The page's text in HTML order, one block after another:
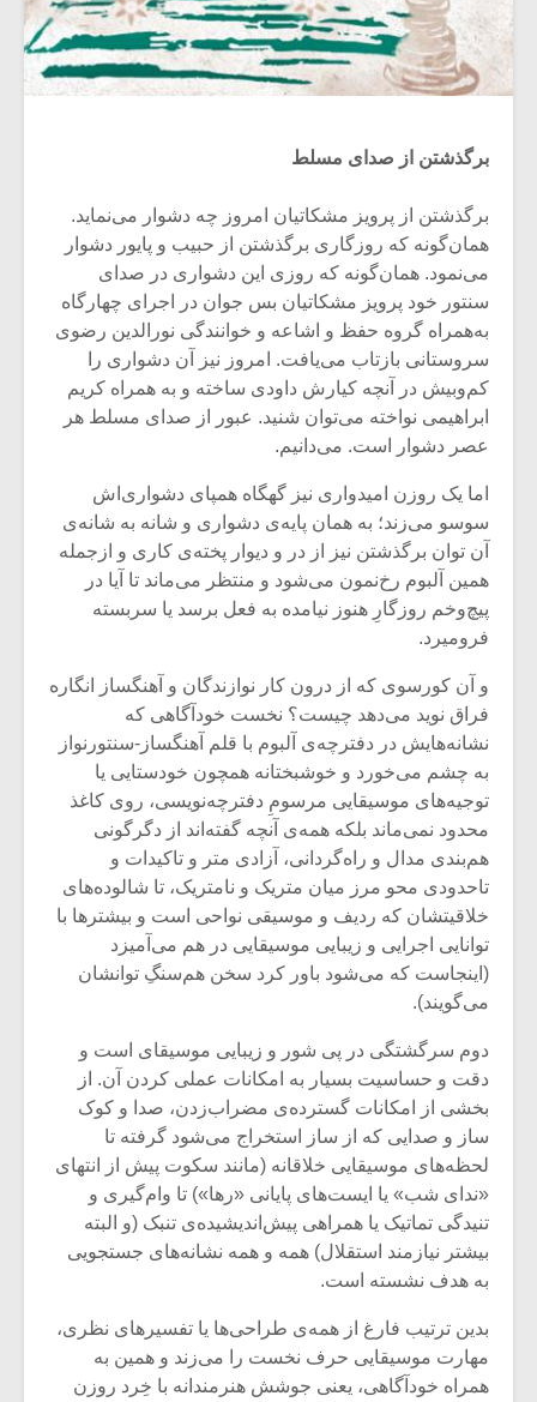
برگذشتن از صدای مسلط
برگذشتن از پرویز مشکاتیان امروز چه دشوار می‌نماید.
همان‌گونه که روزگاری برگذشتن از حبیب و پایور دشوار
می‌نمود. همان‌گونه که روزی این دشواری در صدای
سنتور خود پرویز مشکاتیان بس جوان در اجرای چهارگاه
به‌همراه گروه حفظ و اشاعه و خوانندگی نورالدین رضوی
سروستانی بازتاب می‌یافت. امروز نیز آن دشواری را
کم‌وبیش در آنچه کیارش داودی ساخته و به همراه کریم
ابراهیمی نواخته می‌توان شنید. عبور از صدای مسلط هر
عصر دشوار است. می‌دانیم.
اما یک روزن امیدواری نیز گهگاه همپای دشواری‌اش
سوسو می‌زند؛ به همان پایه‌ی دشواری و شانه به شانه‌ی
آن توان برگذشتن نیز از در و دیوار پخته‌ی کاری و ازجمله
همین آلبوم رخ‌نمون می‌شود و منتظر می‌ماند تا آیا در
پیچ‌و‌خم روزگارِ هنوز نیامده به فعل برسد یا سربسته
فرومیرد.
و آن کورسوی که از درون کار نوازندگان و آهنگساز انگاره
فراق نوید می‌دهد چیست؟ نخست خودآگاهی که
نشانه‌هایش در دفترچه‌ی آلبوم با قلم آهنگساز-سنتورنواز
به چشم می‌خورد و خوشبختانه همچون خودستایی یا
توجیه‌های موسیقایی مرسومِ دفترچه‌نویسی، روی کاغذ
محدود نمی‌ماند بلکه همه‌ی آنچه گفته‌اند از دگرگونی
هم‌بندی مدال و راه‌گردانی، آزادی متر و تاکیدات و
تاحدودی محو مرز میان متریک و نامتریک، تا شالوده‌های
خلاقیتشان که ردیف و موسیقی نواحی است و بیشترها با
توانایی اجرایی و زیبایی موسیقایی در هم می‌آمیزد
(اینجاست که می‌شود باور کرد سخن هم‌سنگِ توانشان
می‌گویند).
دوم سرگشتگی در پی شور و زیبایی موسیقای است و
دقت و حساسیت بسیار به امکانات عملی کردن آن. از
بخشی از امکانات گسترده‌ی مضراب‌زدن، صدا و کوک
ساز و صدایی که از ساز استخراج می‌شود گرفته تا
لحظه‌های موسیقایی خلاقانه (مانند سکوت پیش از انتهای
«ندای شب» یا ایست‌های پایانی «رها») تا وام‌گیری و
تنیدگی تماتیک یا همراهی پیش‌اندیشیده‌ی تنبک (و البته
بیشتر نیازمند استقلال) همه و همه نشانه‌های جستجویی
به هدف نشسته‌ است.
بدین ترتیب فارغ از همه‌ی طراحی‌ها یا تفسیرهای نظری،
مهارت موسیقایی حرف نخست را می‌زند و همین به
همراه خودآگاهی، یعنی جوشش هنرمندانه با خِرد روزن
میکلوش روژا
یادداشتی بر موسیقی
متن فیلم «متری
شیش و نیم»
اگر نمی توانی
موسیقی
برگزار